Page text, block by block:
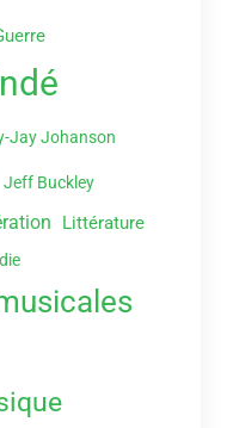
Jay Johanson
Jeff Buckley
Littérature